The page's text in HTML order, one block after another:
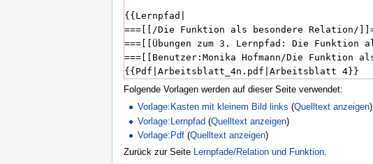
Folgende Vorlagen werden auf dieser Seite verwendet:
Vorlage:Kasten mit kleinem Bild links (Quelltext anzeigen)
Vorlage:Lernpfad (Quelltext anzeigen)
Vorlage:Pdf (Quelltext anzeigen)
Zurück zur Seite Lernpfade/Relation und Funktion.